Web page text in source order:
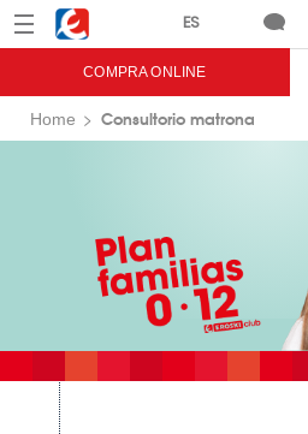
Menú Eroski
COMPRA ONLINE
Home Consultorio matrona